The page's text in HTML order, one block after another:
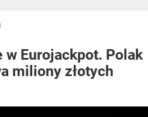
Eurojackpot. Polak
miliony złotych